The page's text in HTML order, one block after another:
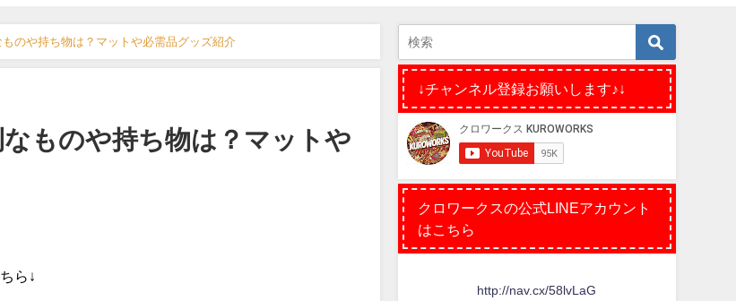
のや持ち物は？マットや必需品グッズ紹介
ものや持ち物は？マットや
ら↓
↓チャンネル登録お願いします♪↓
クロワークスの公式LINEアカウント
はこちら
http://nav.cx/58lvLaG